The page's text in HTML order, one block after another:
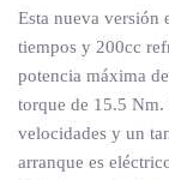
Esta nueva versión
tiempos y 200cc
potencia máxima
torque de 15.5 Nm.
velocidades y un
arranque es